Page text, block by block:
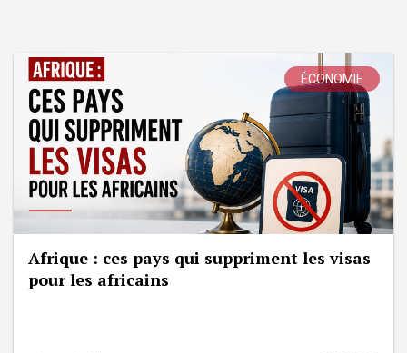
ÉCONOMIE
Afrique : ces pays qui suppriment les visas
pour les africains